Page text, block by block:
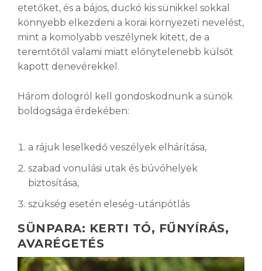
etetőket, és a bájos, duckó kis sünikkel sokkal
könnyebb elkezdeni a korai környezeti nevelést,
mint a komolyabb veszélynek kitett, de a
teremtőtől valami miatt előnytelenebb külsőt
kapott denevérekkel.
Három dologról kell gondoskodnunk a sünök
boldogsága érdekében:
a rájuk leselkedő veszélyek elhárítása,
szabad vonulási utak és búvóhelyek
biztosítása,
szükség esetén eleség-utánpótlás
SÜNPARA: KERTI TÓ, FŰNYÍRÁS,
AVARÉGETÉS